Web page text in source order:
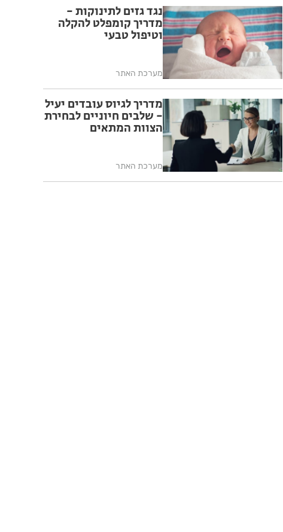
נגד גזים לתינוקות -
מדריך קומפלט להקלה
וטיפול טבעי
מערכת האתר
מדריך לגיוס עובדים יעיל
- שלבים חיוניים לבחירת
הצוות המתאים
מערכת האתר